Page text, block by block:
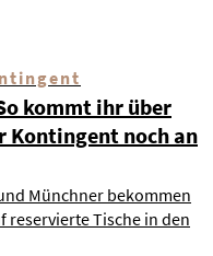
kommt ihr über
Kontingent noch an
Münchner bekommen
reservierte Tische in den